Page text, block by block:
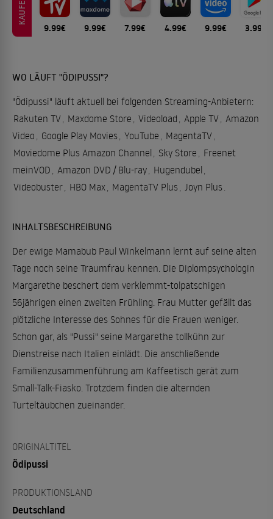
KAUFEN
9.99€ 9.99€ 7.99€ 4.99€ 9.99€ 3.99€
WO LÄUFT "ÖDIPUSSI"?
"Ödipussi" läuft aktuell bei folgenden Streaming-Anbietern:
Rakuten TV Maxdome Store Videoload Apple TV Amazon
Video
Google Play Movies YouTube MagentaTV
Moviedome Plus Amazon Channel
Sky Store
Freenet
meinVOD
Amazon DVD / Blu-ray Hugendubel
Videobuster HBO Max MagentaTV Plus Joyn Plus
INHALTSBESCHREIBUNG
Der ewige Mamabub Paul Winkelmann lernt auf seine alten
Tage noch seine Traumfrau kennen. Die Diplompsychologin
Margarethe beschert dem verklemmt-tolpatschigen
56jährigen einen zweiten Frühling. Frau Mutter gefällt das
plötzliche Interesse des Sohnes für die Frauen weniger.
Schon gar, als "Pussi" seine Margarethe tollkühn zur
Dienstreise nach Italien einlädt. Die anschließende
Familienzusammenführung am Kaffeetisch gerät zum
Small-Talk-Fiasko. Trotzdem finden die alternden
Turteltäubchen zueinander.
ORIGINALTITEL
Ödipussi
PRODUKTIONSLAND
Deutschland